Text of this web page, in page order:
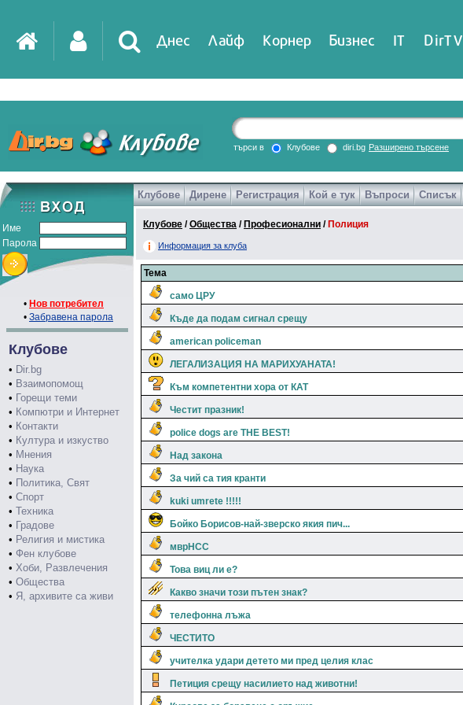
Днес Лайф Корнер Бизнес IT DirTV
търси в Клубове diri.bg Разширено търсене
Име
Парола
• Нов потребител
• Забравена парола
Клубове
• Dir.bg
• Взаимопомощ
• Горещи теми
• Компютри и Интернет
• Контакти
• Култура и изкуство
• Мнения
• Наука
• Политика, Свят
• Спорт
• Техника
• Градове
• Религия и мистика
• Фен клубове
• Хоби, Развлечения
• Общества
• Я, архивите са живи
Клубове Дирене Регистрация Кой е тук Въпроси Списък
Клубове /Общества / Професионални / Полиция
Информация за клуба
Тема
само ЦРУ
Къде да подам сигнал срещу
american policeman
ЛЕГАЛИЗАЦИЯ НА МАРИХУАНАТА!
Към компетентни хора от КАТ
Честит празник!
police dogs are THE BEST!
Над закона
За чий са тия кранти
kuki umrete !!!!!
Бойко Борисов-най-зверско якия пич...
мврНСС
Това виц ли е?
Какво значи този пътен знак?
телефонна лъжа
ЧЕСТИТО
учителка удари детето ми пред целия клас
Петиция срещу насилието над животни!